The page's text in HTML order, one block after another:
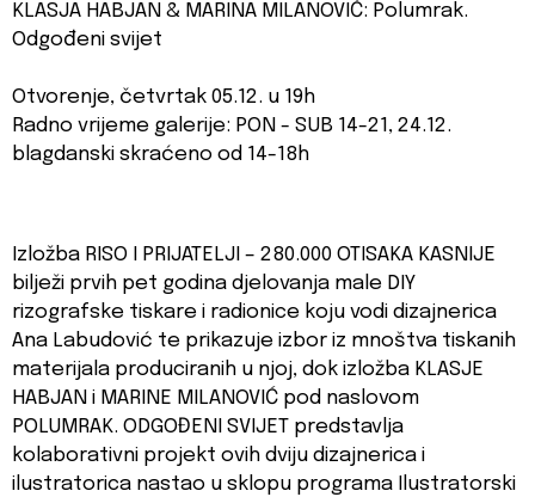
KLASJA HABJAN & MARINA MILANOVIĆ: Polumrak.
Odgođeni svijet
Otvorenje, četvrtak 05.12. u 19h
Radno vrijeme galerije: PON - SUB 14-21, 24.12.
blagdanski skraćeno od 14-18h
Izložba RISO I PRIJATELJI – 280.000 OTISAKA KASNIJE
bilježi prvih pet godina djelovanja male DIY
rizografske tiskare i radionice koju vodi dizajnerica
Ana Labudović te prikazuje izbor iz mnoštva tiskanih
materijala produciranih u njoj, dok izložba KLASJE
HABJAN i MARINE MILANOVIĆ pod naslovom
POLUMRAK. ODGOĐENI SVIJET predstavlja
kolaborativni projekt ovih dviju dizajnerica i
ilustratorica nastao u sklopu programa Ilustratorski